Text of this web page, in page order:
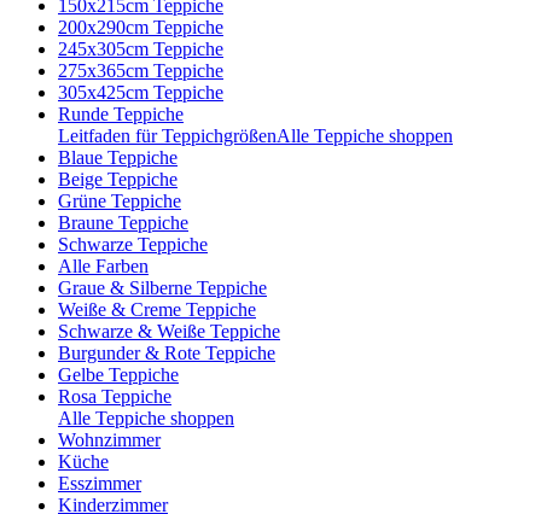
150x215cm Teppiche
200x290cm Teppiche
245x305cm Teppiche
275x365cm Teppiche
305x425cm Teppiche
Runde Teppiche
Leitfaden für TeppichgrößenAlle Teppiche shoppen
Blaue Teppiche
Beige Teppiche
Grüne Teppiche
Braune Teppiche
Schwarze Teppiche
Alle Farben
Graue & Silberne Teppiche
Weiße & Creme Teppiche
Schwarze & Weiße Teppiche
Burgunder & Rote Teppiche
Gelbe Teppiche
Rosa Teppiche
Alle Teppiche shoppen
Wohnzimmer
Küche
Esszimmer
Kinderzimmer